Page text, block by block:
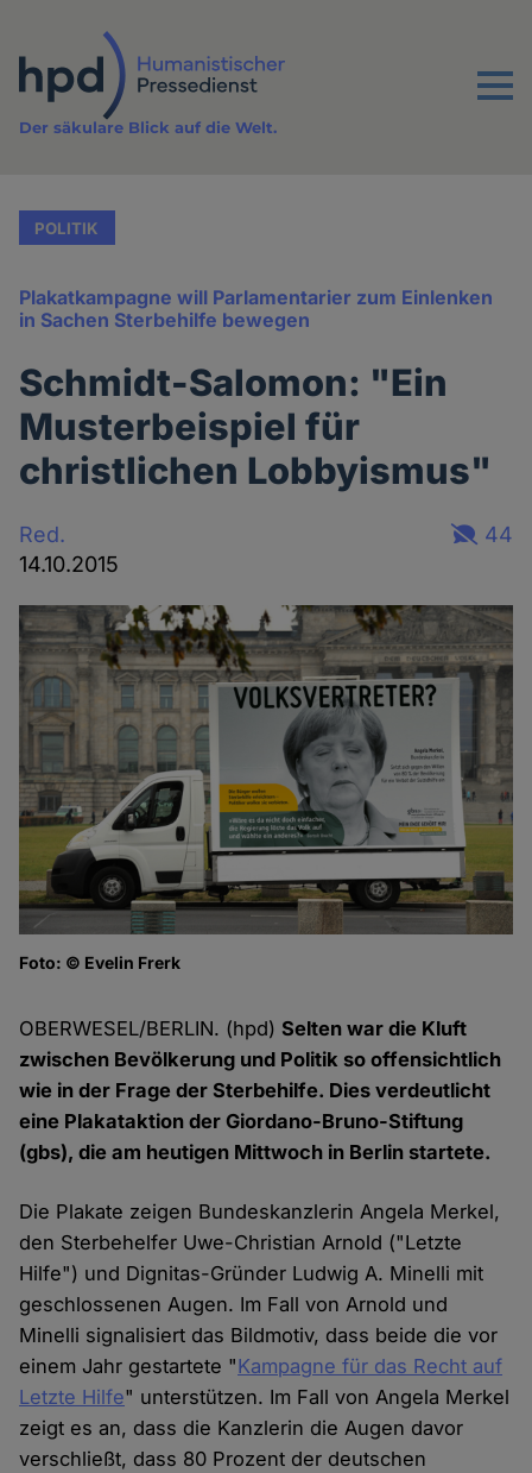
Inhalt
Menu
Der säkulare Blick auf die Welt.
POLITIK
Plakatkampagne will Parlamentarier zum Einlenken
in Sachen Sterbehilfe bewegen
Schmidt-Salomon: "Ein
Musterbeispiel für
christlichen Lobbyismus"
Red.
14.10.2015
44
Foto: © Evelin Frerk
OBERWESEL/BERLIN. (hpd)Selten war die Kluft
zwischen Bevölkerung und Politik so offensichtlich
wie in der Frage der Sterbehilfe. Dies verdeutlicht
eine Plakataktion der Giordano-Bruno-Stiftung
(gbs), die am heutigen Mittwoch in Berlin startete.
Die Plakate zeigen Bundeskanzlerin Angela Merkel,
den Sterbehelfer Uwe-Christian Arnold ("Letzte
Hilfe") und Dignitas-Gründer Ludwig A. Minelli mit
geschlossenen Augen. Im Fall von Arnold und
Minelli signalisiert das Bildmotiv, dass beide die vor
einem Jahr gestartete "Kampagne für das Recht auf
Letzte Hilfe" unterstützen. Im Fall von Angela Merkel
zeigt es an, dass die Kanzlerin die Augen davor
verschließt, dass 80 Prozent der deutschen